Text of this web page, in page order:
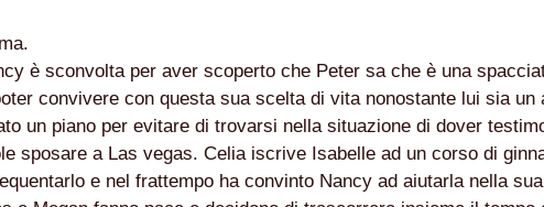
RACCOMANDATI SE TI PIACCIONO NEL MESE DI APRILE
è sconvolta per aver scoperto che Peter sa che è una
convivere con questa sua scelta di vita nonostante lui sia un
un piano per evitare di trovarsi nella situazione di dover
sposare a Las vegas. Celia iscrive Isabelle ad un corso di
e nel frattempo ha convinto Nancy ad aiutarla nella